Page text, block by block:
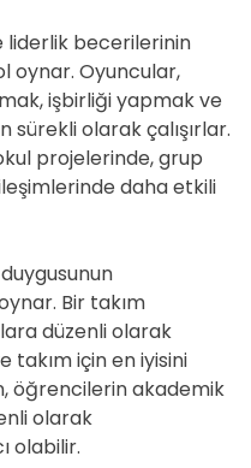
liderlik becerilerinin
oynar. Oyuncular,
işbirliği yapmak ve
olarak çalışırlar.
projelerinde, grup
daha etkili
Bir takım
düzenli olarak
takım için en iyisini
öğrencilerin akademik
olarak
olabilir.